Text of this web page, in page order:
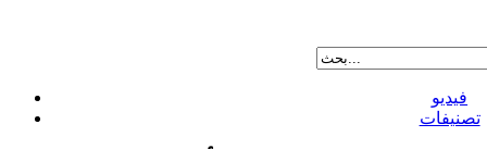
فيديو
تصنيفات